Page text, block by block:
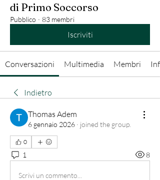
di Primo Soccorso
Pubblico · 83 membri
Iscriviti
Conversazioni Multimedia Membri Info
Indietro
Thomas Adem
6 gennaio 2026 · joined the group.
0
1 8
Scrivi un commento...